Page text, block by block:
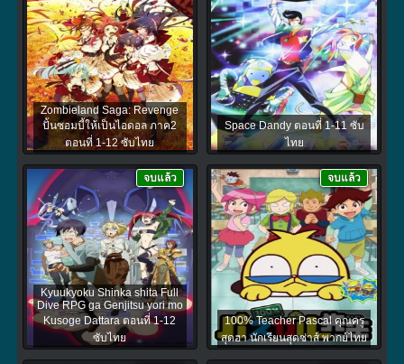
Zombieland Saga: Revenge
ปั้นซอมบี้ให้เป็นไอดอล ภาค2
ตอนที่ 1-12 ซับไทย
Space Dandy ตอนที่ 1-11 ซับ
ไทย
Kyuukyoku Shinka shita Full
Dive RPG ga Genjitsu yori mo
Kusoge Dattara ตอนที่ 1-12
ซับไทย
จบแล้ว
100% Teacher Pascal คุณครู
สุดฮา นักเรียนสุดซ่าส์ พากย์ไทย
จบแล้ว